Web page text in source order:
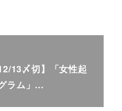
13〆切】「女性起
ラム」…